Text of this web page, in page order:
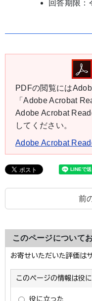
回答期限：
PDFの閲覧には
「Adobe Acrobat
Adobe Acrobat
してください。
Adobe Acrobat
前
このページについて